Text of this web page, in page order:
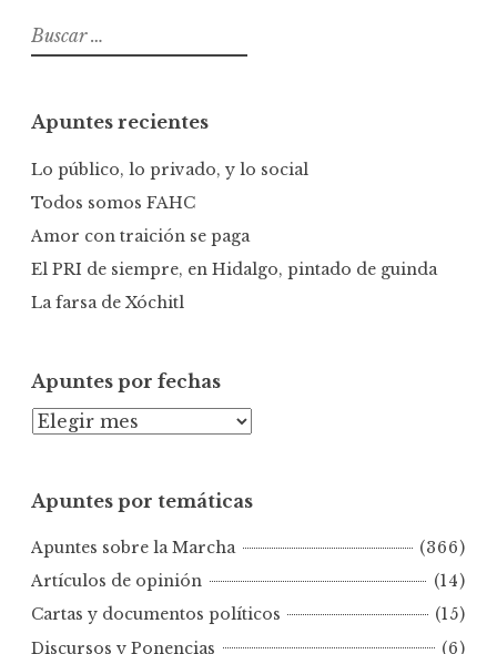
B
u
r
Apuntes recientes
Lo público, lo privado, y lo social
Todos somos FAHC
Amor con traición se paga
El PRI de siempre, en Hidalgo, pintado de guinda
La farsa de Xóchitl
Apuntes por fechas
A
n
e
s
p
Apuntes por temáticas
Apuntes sobre la Marcha
(366)
Artículos de opinión
(14)
Cartas y documentos políticos
(15)
Discursos y Ponencias
(6)